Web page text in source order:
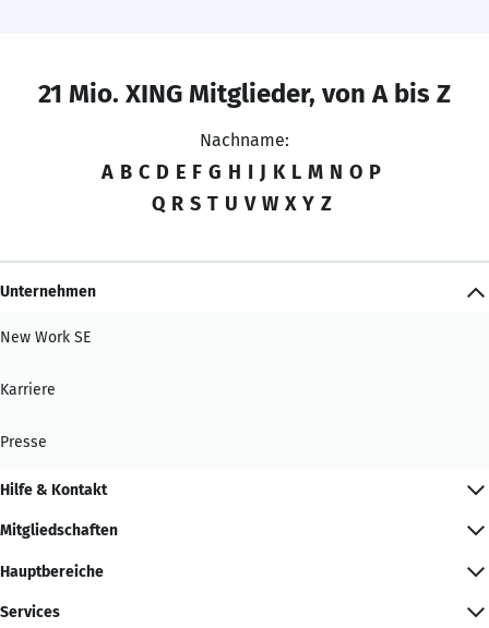
21 Mio. XING Mitglieder, von A bis Z
Nachname:
A B C D E F G H I J K L M N O P
Q R S T U V W X Y Z
Unternehmen
New Work SE
Karriere
Presse
Hilfe & Kontakt
Mitgliedschaften
Hauptbereiche
Services